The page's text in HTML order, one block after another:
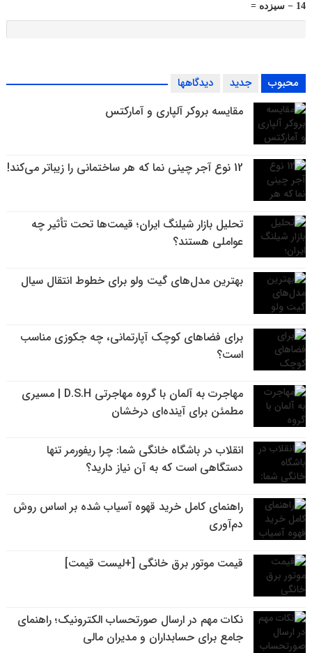
14 − سیزده =
محبوب جدید دیدگاهها
مقایسه بروکر آلپاری و آمارکتس
12 نوع آجر چینی نما که هر ساختمانی را زیباتر می‌کند!
تحلیل بازار شیلنگ ایران؛ قیمت‌ها تحت تأثیر چه
عواملی هستند؟
بهترین مدل‌های گیت ولو برای خطوط انتقال سیال
برای فضاهای کوچک آپارتمانی، چه جکوزی مناسب
است؟
مهاجرت به آلمان با گروه مهاجرتی D.S.H | مسیری
مطمئن برای آینده‌ای درخشان
انقلاب در باشگاه خانگی شما: چرا ریفورمر تنها
دستگاهی است که به آن نیاز دارید؟
راهنمای کامل خرید قهوه آسیاب شده بر اساس روش
دم‌آوری
قیمت موتور برق خانگی [+لیست قیمت]
نکات مهم در ارسال صورتحساب الکترونیک؛ راهنمای
جامع برای حسابداران و مدیران مالی